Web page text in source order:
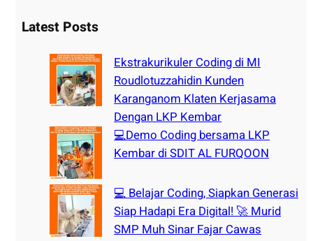
rLatest Posts
Ekstrakurikuler Coding di MI
Roudlotuzzahidin Kunden
Karanganom Klaten Kerjasama
Dengan LKP Kembar
💻Demo Coding bersama LKP
Kembar di SDIT AL FURQOON
💻 Belajar Coding, Siapkan Generasi
Siap Hadapi Era Digital! 🚀 Murid
SMP Muh Sinar Fajar Cawas